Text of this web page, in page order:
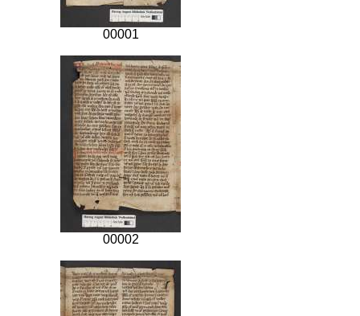
00001
00002